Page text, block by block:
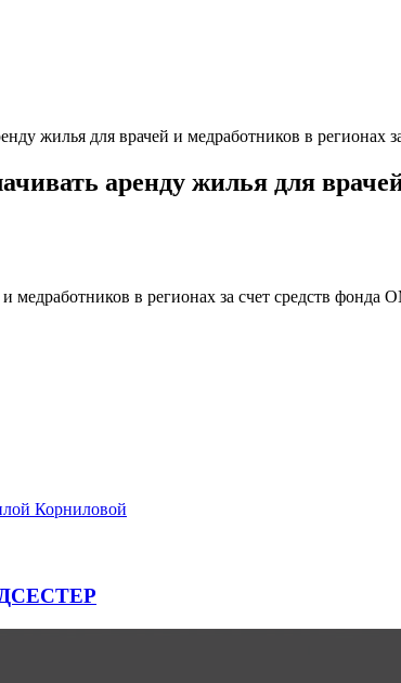
жилья для врачей и медработников в регионах
аренду жилья для
медработников в регионах за счет средств фонда
Корниловой